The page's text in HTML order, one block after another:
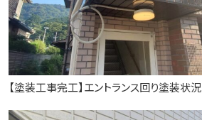
【塗装工事完工】エントランス回り塗装状況